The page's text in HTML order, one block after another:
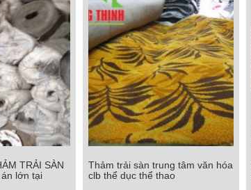
TRẢI SÀN
án lớn tại
TRẢI SÀN
lớn tại
Thảm trải sàn trung tâm văn hóa
Thảm trải sàn trung tâm văn hóa
clb thể dục thể thao